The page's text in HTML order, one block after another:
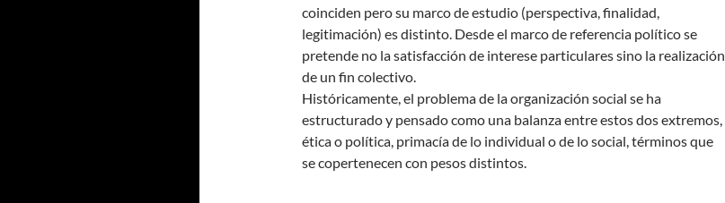
coinciden pero su marco de estudio (perspectiva, finalidad,
legitimación) es distinto. Desde el marco de referencia político se
pretende no la satisfacción de interese particulares sino la realización
de un fin colectivo.
Históricamente, el problema de la organización social se ha
estructurado y pensado como una balanza entre estos dos extremos,
ética o política, primacía de lo individual o de lo social, términos que
se copertenecen con pesos distintos.